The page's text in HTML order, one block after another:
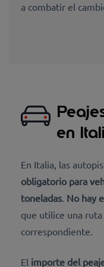
a combatir el
en
En Italia, las
obligatorio para
toneladas. No hay
que utilice una
correspondiente.
El importe del